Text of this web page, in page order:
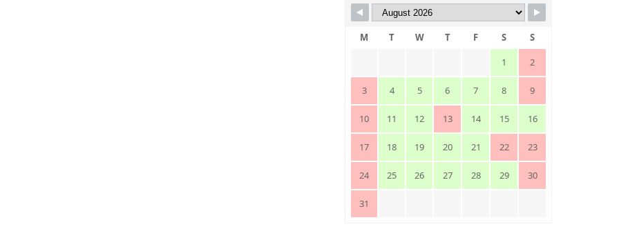
M T W T F S
S
1
2
3 4 5 6 7 8 9
10 11 12 13 14 15 16
17 18 19 20 21 22 23
24 25 26 27 28 29 30
31